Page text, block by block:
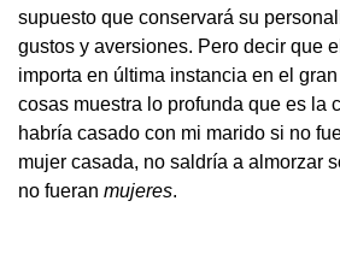
supuesto que conservará su
gustos y aversiones. Pero decir que
importa en última instancia en el
cosas muestra lo profunda que es la
habría casado con mi marido si no
mujer casada, no saldría a almorzar
no fueran mujeres.